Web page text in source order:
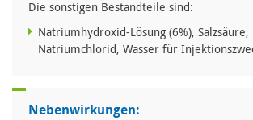
Die sonstigen Bestandteile sind:
Natriumhydroxid-Lösung (6%), Salzsäure,
Natriumchlorid, Wasser für
Nebenwirkungen: